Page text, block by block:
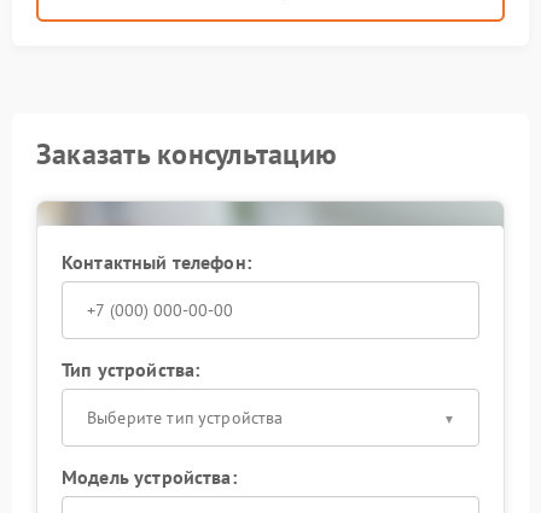
Заказать консультацию
Контактный телефон:
Тип устройства:
Выберите тип устройства
Модель устройства: